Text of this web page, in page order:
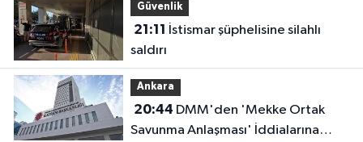
Güvenlik
21:11
saldırı
Ankara
20:44
Savunma Anlaşması' İddialarına